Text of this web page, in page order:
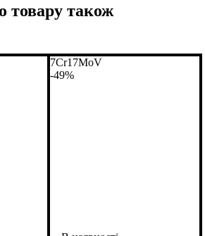
товару також
7Cr17MoV
-49%